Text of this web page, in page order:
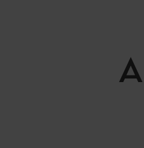
A